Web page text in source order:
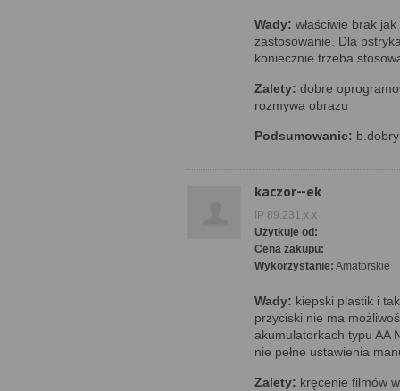
Wady: właściwie brak
zastosowanie. Dla
koniecznie trzeba
Zalety: dobre
rozmywa obrazu
Podsumowanie:
kaczor--ek
IP 89.231.x.x
Użytkuje od:
Cena zakupu:
Wykorzystanie: Amatorskie
Wady: kiepski plastik i
przyciski nie ma
akumulatorkach typu AA
nie pełne ustawienia
Zalety: kręcenie filmów